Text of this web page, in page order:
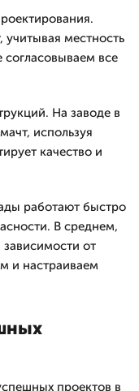
местность
согласовываем все
На заводе в
используя
качество и
работают быстро
В среднем,
зависимости от
и настраиваем
проектов в